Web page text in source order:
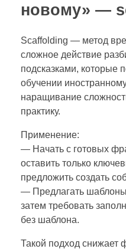
новому» —
Scaffolding — метод
сложное действие
подсказками, которые
обучении
наращивание
практику.
Применение:
— Начать с готовых
оставить только
предложить создать
— Предлагать
затем требовать
без шаблона.
Такой подход снижает